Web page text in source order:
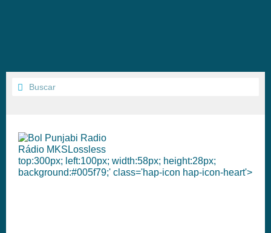
Rádio MKSLossless
top:300px; left:100px; width:58px; height:28px;
background:#005f79;' class='hap-icon hap-icon-heart'>